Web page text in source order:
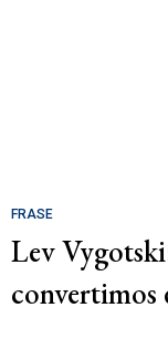
FRASE
Lev
convertimos